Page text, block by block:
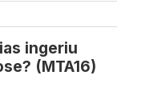
ingeriu
(MTA16)